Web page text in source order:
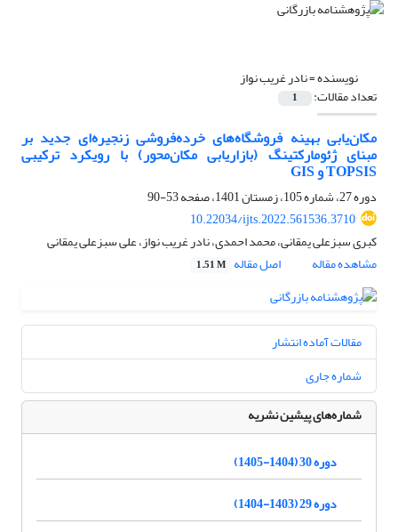
نویسنده =نادر غریب نواز
تعداد مقالات: 1
مکان‌یابی بهینه فروشگاه‌های خرده‌فروشی زنجیره‌ای جدید بر
مبنای ژئومارکتینگ (بازاریابی مکان‌محور) با رویکرد ترکیبی
TOPSIS و GIS
دوره 27، شماره 105، زمستان 1401، صفحه
53-90
10.22034/ijts.2022.561536.3710
کبری سبزعلی یمقانی، محمد احمدی، نادر غریب نواز، علی سبزعلی یمقانی
مشاهده مقاله
اصل مقاله 1.51 M
مقالات آماده انتشار
شماره جاری
شماره‌های پیشین نشریه
دوره 30 (1404-1405)
دوره 29 (1403-1404)